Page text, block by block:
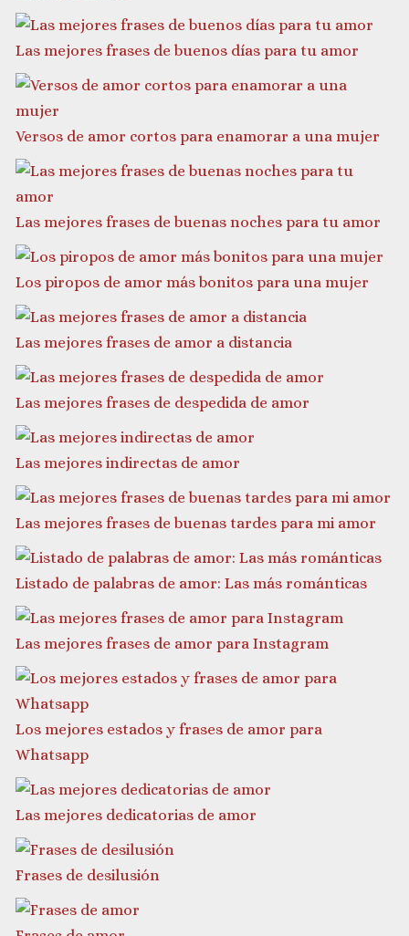
Las mejores frases de buenos días para tu amor
Versos de amor cortos para enamorar a una mujer
Las mejores frases de buenas noches para tu amor
Los piropos de amor más bonitos para una mujer
Las mejores frases de amor a distancia
Las mejores frases de despedida de amor
Las mejores indirectas de amor
Las mejores frases de buenas tardes para mi amor
Listado de palabras de amor: Las más románticas
Las mejores frases de amor para Instagram
Los mejores estados y frases de amor para
Whatsapp
Las mejores dedicatorias de amor
Frases de desilusión